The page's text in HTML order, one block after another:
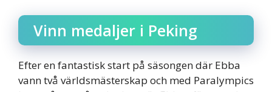
Vinn medaljer i Peking
Efter en fantastisk start på säsongen där Ebba
vann två världsmästerskap och med Paralympics